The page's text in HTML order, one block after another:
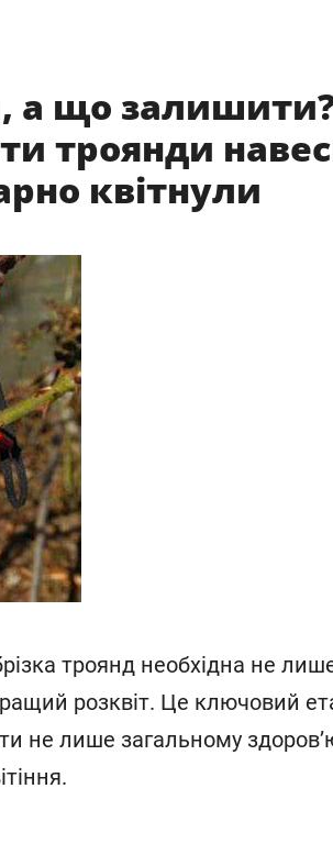
а що
троянди
квітнули
троянд необхідна не
розквіт. Це ключовий
не лише загальному